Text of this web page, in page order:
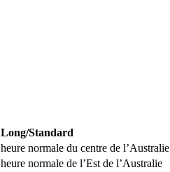
Long/Standard
heure normale du centre de l’Australie
heure normale de l’Est de l’Australie